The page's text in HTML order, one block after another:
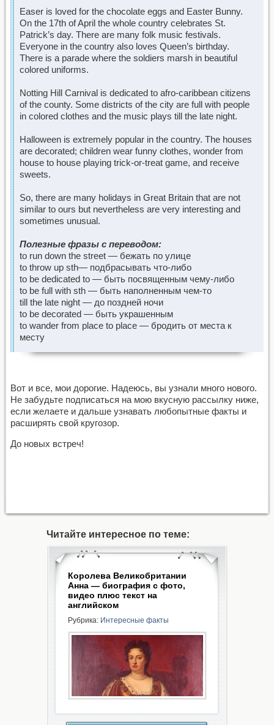
Easer is loved for the chocolate eggs and Easter Bunny.
On the 17th of April the whole country celebrates St.
Patrick’s day. There are many folk music festivals.
Everyone in the country also loves Queen’s birthday.
There is a parade where the soldiers marsh in beautiful
colored uniforms.
Notting Hill Carnival is dedicated to afro-caribbean citizens
of the county. Some districts of the city are full with people
in colored clothes and the music plays till the late night.
Halloween is extremely popular in the country. The houses
are decorated; children wear funny clothes, wonder from
house to house playing trick-or-treat game, and receive
sweets.
So, there are many holidays in Great Britain that are not
similar to ours but nevertheless are very interesting and
sometimes unusual.
Полезные фразы с переводом:
to run down the street — бежать по улице
to throw up sth— подбрасывать что-либо
to be dedicated to — быть посвященным чему-либо
to be full with sth — быть наполненным чем-то
till the late night — до поздней ночи
to be decorated — быть украшенным
to wander from place to place — бродить от места к
месту
Вот и все, мои дорогие. Надеюсь, вы узнали много нового.
Не забудьте подписаться на мою вкусную рассылку ниже,
если желаете и дальше узнавать любопытные факты и
расширять свой кругозор.
До новых встреч!
Читайте интересное по теме:
Королева Великобритании
Анна — биография с фото,
видео плюс текст на
английском
Рубрика: Интересные факты